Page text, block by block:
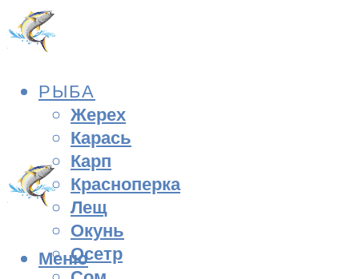
РЫБА
Жерех
Карась
Карп
Красноперка
Лещ
Окунь
Осетр
Меню